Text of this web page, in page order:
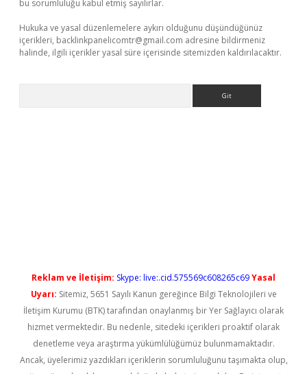
bu sorumluluğu kabul etmiş sayılırlar.
Hukuka ve yasal düzenlemelere aykırı olduğunu düşündüğünüz
içerikleri, backlinkpanelicomtr@gmail.com adresine bildirmeniz
halinde, ilgili içerikler yasal süre içerisinde sitemizden kaldırılacaktır.
Reklam ve İletişim: Skype: live:.cid.575569c608265c69Yasal
Uyarı: Sitemiz, 5651 Sayılı Kanun gereğince Bilgi Teknolojileri ve
İletişim Kurumu (BTK) tarafından onaylanmış bir Yer Sağlayıcı olarak
hizmet vermektedir. Bu nedenle, sitedeki içerikleri proaktif olarak
denetleme veya araştırma yükümlülüğümüz bulunmamaktadır.
Ancak, üyelerimiz yazdıkları içeriklerin sorumluluğunu taşımakta olup,